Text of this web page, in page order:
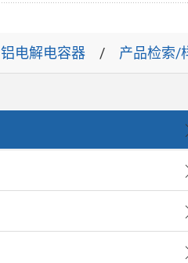
铝电解电容器 产品检索/